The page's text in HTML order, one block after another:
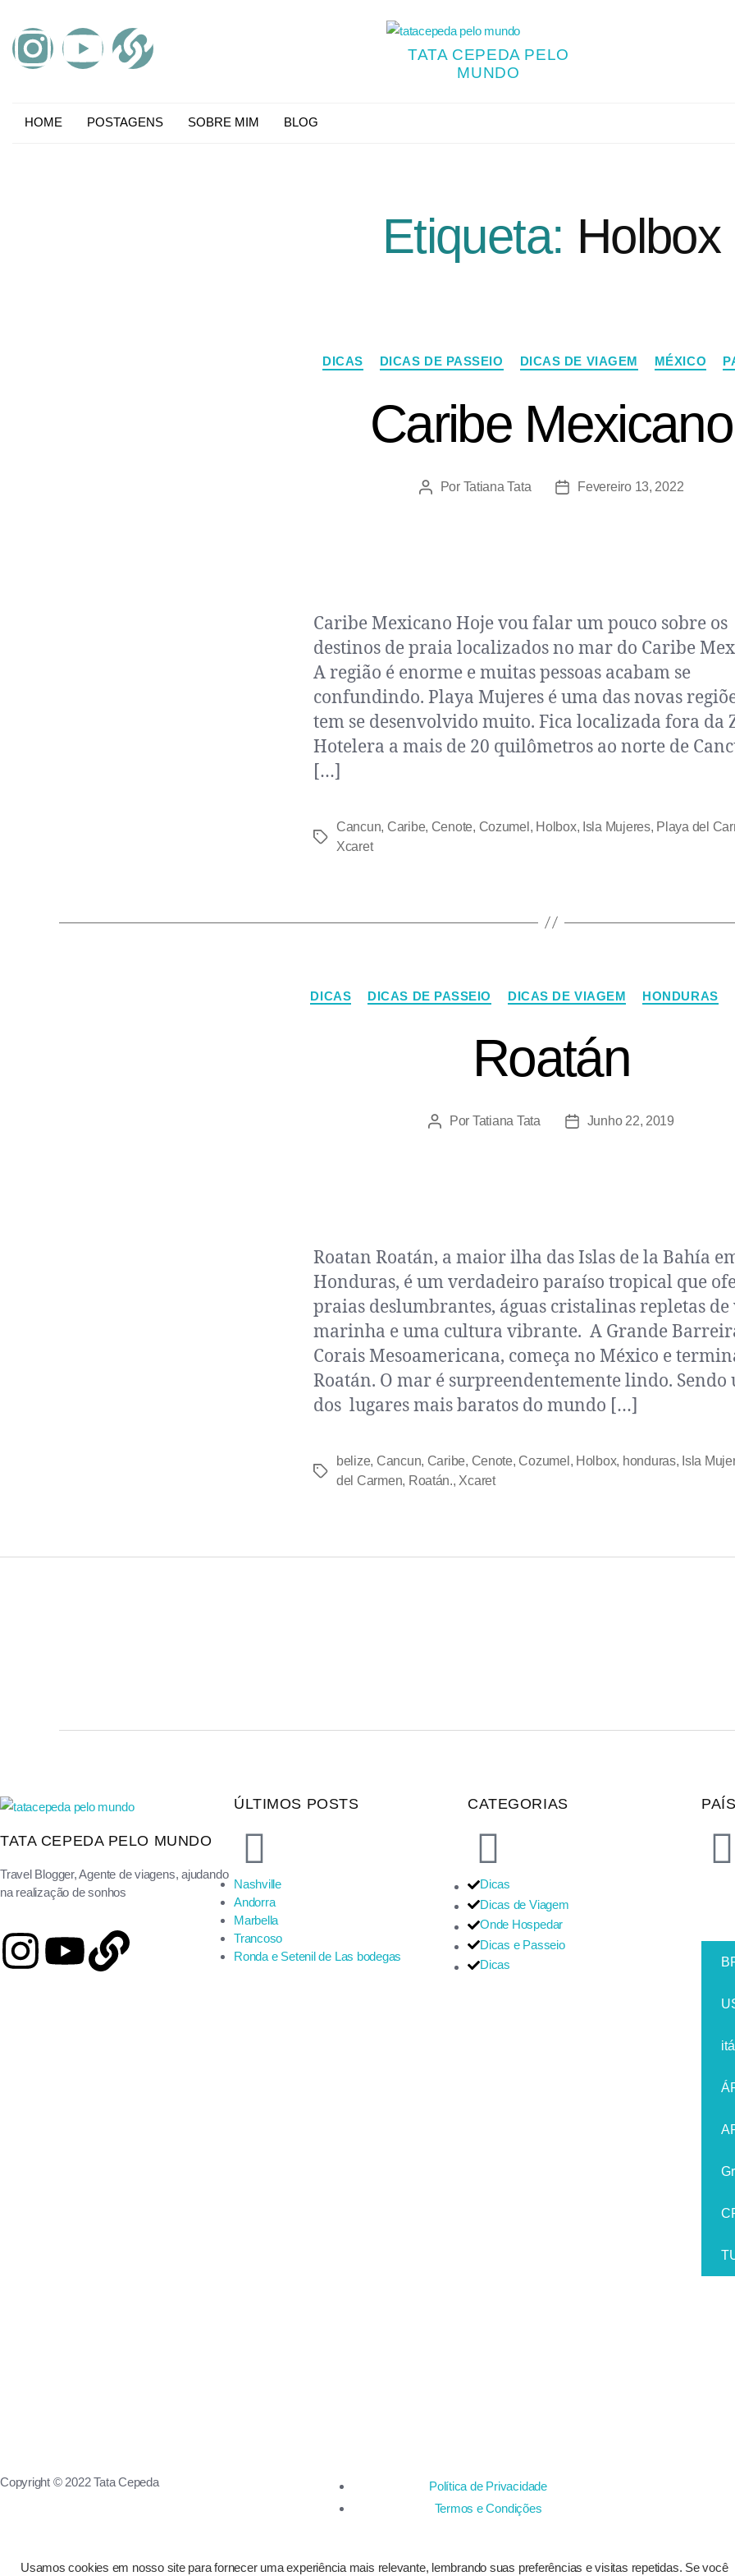
TATA CEPEDA PELO
MUNDO
HOME POSTAGENS SOBRE MIM BLOG
Etiqueta: Holbox
DICAS DICAS DE PASSEIO DICAS DE VIAGEM MÉXICO
Caribe Mexicano
Por Tatiana Tata Fevereiro 13, 2022
Caribe Mexicano Hoje vou falar um pouco sobre os
destinos de praia localizados no mar do Caribe
A região é enorme e muitas pessoas acabam se
confundindo. Playa Mujeres é uma das novas
tem se desenvolvido muito. Fica localizada fora da
Hotelera a mais de 20 quilômetros ao norte de
[…]
Cancun, Caribe, Cenote, Cozumel , Holbox, Isla Mujeres, Playa del
Xcaret
DICAS DICAS DE PASSEIO DICAS DE VIAGEM HONDURAS
Roatán
Por Tatiana Tata Junho 22, 2019
Roatan Roatán, a maior ilha das Islas de la Bahía
Honduras, é um verdadeiro paraíso tropical que
praias deslumbrantes, águas cristalinas repletas
marinha e uma cultura vibrante. A Grande
Corais Mesoamericana, começa no México e
Roatán. O mar é surpreendentemente lindo. Sendo
dos lugares mais baratos do mundo […]
belize, Cancun, Caribe, Cenote, Cozumel , Holbox, honduras, Isla
del Carmen, Roatán., Xcaret
TATA CEPEDA PELO MUNDO
Travel Blogger, Agente de viagens, ajudando
na realização de sonhos
ÚLTIMOS POSTS
Nashville
Andorra
Marbella
Trancoso
Ronda e Setenil de Las bodegas
CATEGORIAS
Dicas
Dicas de Viagem
Onde Hospedar
Dicas e Passeio
Dicas
Copyright © 2022 Tata Cepeda
Política de Privacidade
Termos e Condições
Usamos cookies em nosso site para fornecer uma experiência mais relevante, lembrando suas preferências e visitas repetidas. Se você